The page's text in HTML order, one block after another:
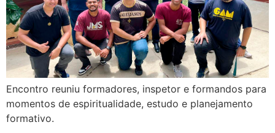
Encontro reuniu formadores, inspetor e formandos para
momentos de espiritualidade, estudo e planejamento
formativo.